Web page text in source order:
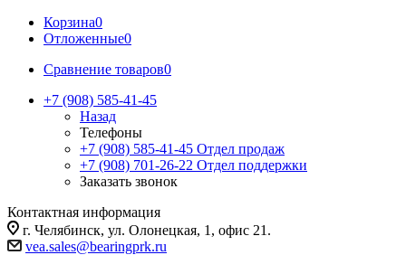
Корзина0
Отложенные0
Сравнение товаров0
+7 (908) 585-41-45
Назад
Телефоны
+7 (908) 585-41-45 Отдел продаж
+7 (908) 701-26-22 Отдел поддержки
Заказать звонок
Контактная информация
г. Челябинск, ул. Олонецкая, 1, офис 21.
vea.sales@bearingprk.ru